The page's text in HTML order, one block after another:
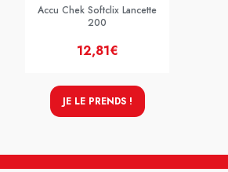
Accu Chek Softclix Lancette
200
12,81€
JE LE PRENDS !